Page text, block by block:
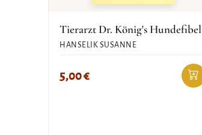
Tierarzt Dr. König's Hundefibel
HANSELIK SUSANNE
5,00€